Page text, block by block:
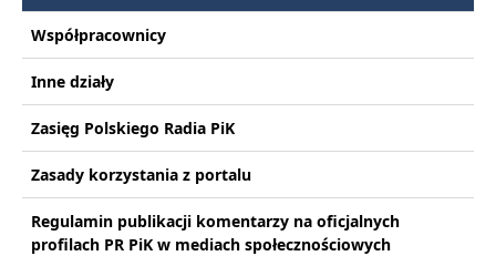
Współpracownicy
Inne działy
Zasięg Polskiego Radia PiK
Zasady korzystania z portalu
Regulamin publikacji komentarzy na oficjalnych
profilach PR PiK w mediach społecznościowych